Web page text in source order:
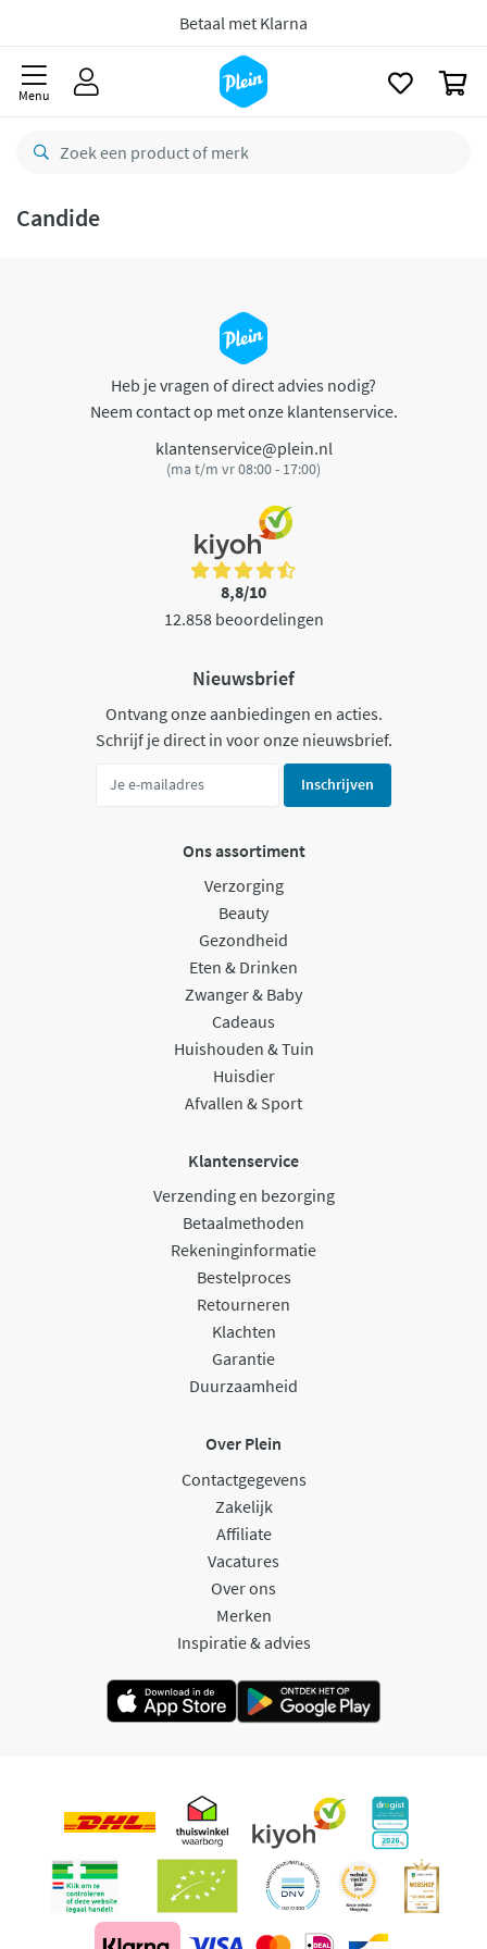
Betaal met Klarna
Menu
Candide
Heb je vragen of direct advies nodig?
Neem contact op met onze klantenservice.
klantenservice@plein.nl
(ma t/m vr 08:00 - 17:00)
8,8/10
12.858 beoordelingen
Nieuwsbrief
Ontvang onze aanbiedingen en acties.
Schrijf je direct in voor onze nieuwsbrief.
Inschrijven
Ons assortiment
Verzorging
Beauty
Gezondheid
Eten & Drinken
Zwanger & Baby
Cadeaus
Huishouden & Tuin
Huisdier
Afvallen & Sport
Klantenservice
Verzending en bezorging
Betaalmethoden
Rekeninginformatie
Bestelproces
Retourneren
Klachten
Garantie
Duurzaamheid
Over Plein
Contactgegevens
Zakelijk
Affiliate
Vacatures
Over ons
Merken
Inspiratie & advies